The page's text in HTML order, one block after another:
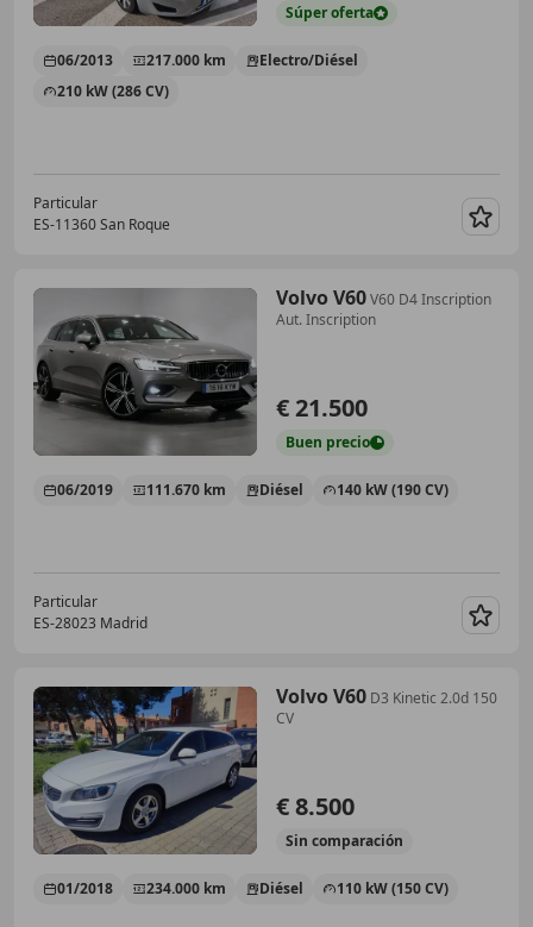
Súperoferta
06/2013 217.000 km
Electro/Diésel
210 kW (286 CV)
Particular
ES-11360 San Roque
Volvo V60V60 D4 Inscription
Aut. Inscription
€ 21.500
Buen precio
06/2019 111.670 km Diésel 140 kW (190 CV)
Particular
ES-28023 Madrid
Volvo V60 D3 Kinetic 2.0d 150
CV
€ 8.500
Sin comparación
01/2018 234.000 km Diésel 110 kW (150 CV)